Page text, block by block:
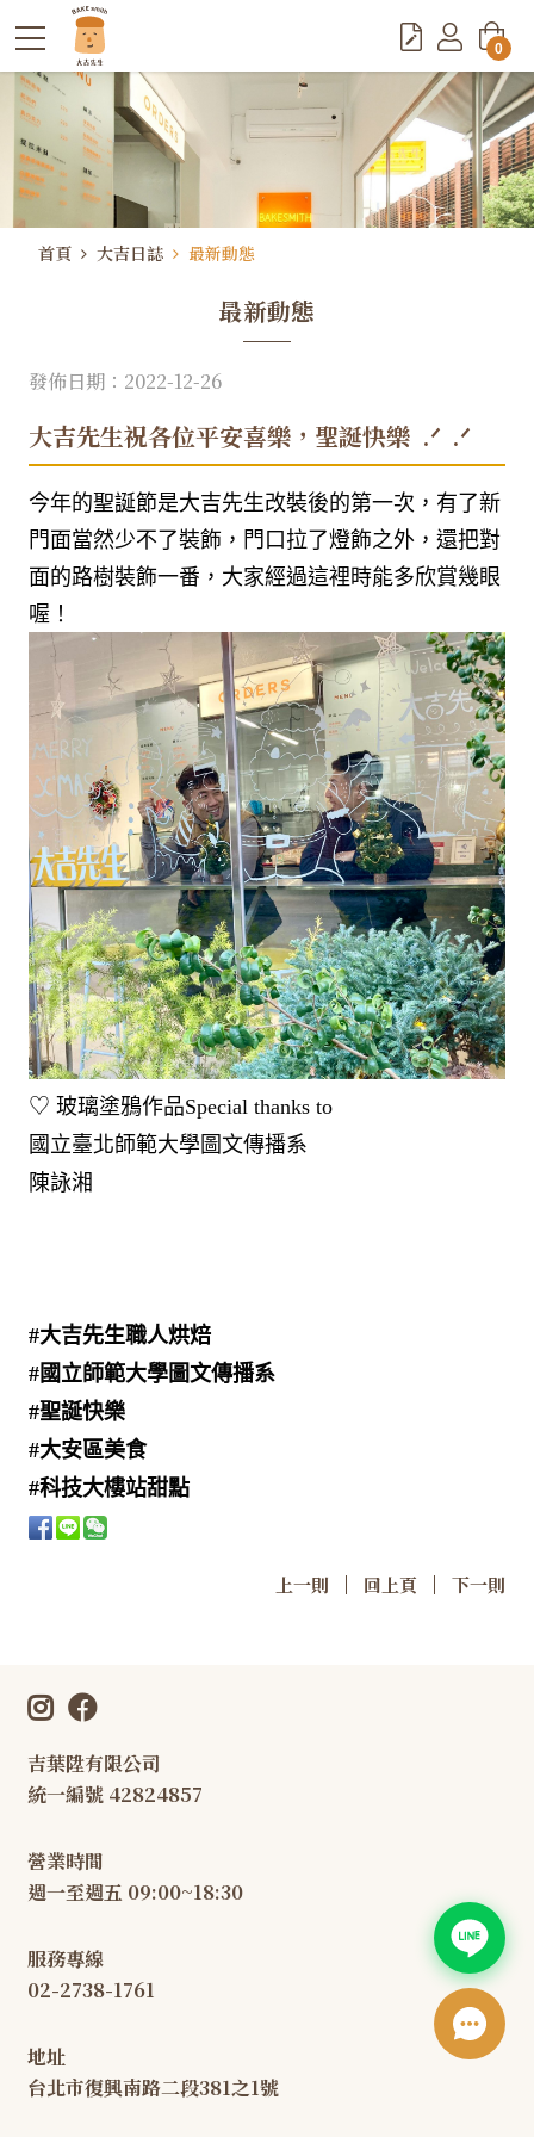
首頁 大吉日誌 最新動態
最新動態
發佈日期：2022-12-26
大吉先生祝各位平安喜樂，聖誕快樂 ​ .ᐟ ​ .ᐟ​
今年的聖誕節是大吉先生改裝後的第一次，有了新
門面當然少不了裝飾，門口拉了燈飾之外，還把對
面的路樹裝飾一番，大家經過這裡時能多欣賞幾眼
喔！
♡ 玻璃塗鴉作品Special thanks to​
國立臺北師範大學圖文傳播系​
陳詠湘​
#大吉先生職人烘焙
#國立師範大學圖文傳播系
#聖誕快樂
#大安區美食
#科技大樓站甜點
上一則 | 回上頁 |下一則
吉葉陞有限公司
統一編號 42824857
營業時間
週一至週五 09:00~18:30
服務專線
02-2738-1761
地址
台北市復興南路二段381之1號
0